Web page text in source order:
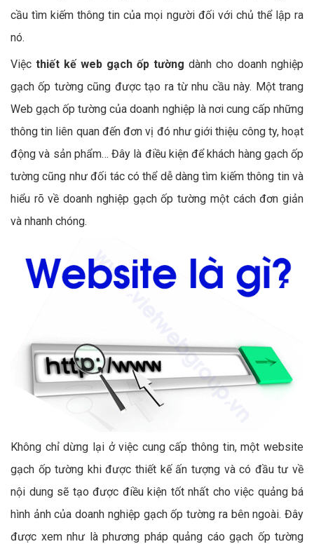
cầu tìm kiếm thông tin của mọi người đối với chủ thể lập ra
nó.
Việc thiết kế web gạch ốp tường dành cho doanh nghiệp
gạch ốp tường cũng được tạo ra từ nhu cầu này. Một trang
Web gạch ốp tường của doanh nghiệp là nơi cung cấp những
thông tin liên quan đến đơn vị đó như giới thiệu công ty, hoạt
động và sản phẩm… Đây là điều kiện để khách hàng gạch ốp
tường cũng như đối tác có thể dễ dàng tìm kiếm thông tin và
hiểu rõ về doanh nghiệp gạch ốp tường một cách đơn giản
và nhanh chóng.
Không chỉ dừng lại ở việc cung cấp thông tin, một website
gạch ốp tường khi được thiết kế ấn tượng và có đầu tư về
nội dung sẽ tạo được điều kiện tốt nhất cho việc quảng bá
hình ảnh của doanh nghiệp gạch ốp tường ra bên ngoài. Đây
được xem như là phương pháp quảng cáo gạch ốp tường